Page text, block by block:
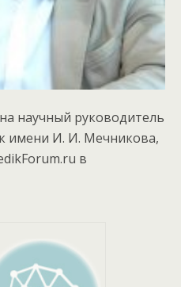
научный руководитель
имени И. И. Мечникова,
в